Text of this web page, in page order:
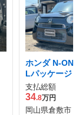
ホンダ N-
Lパッケージ
支払総額
34.8万円
岡山県倉敷市